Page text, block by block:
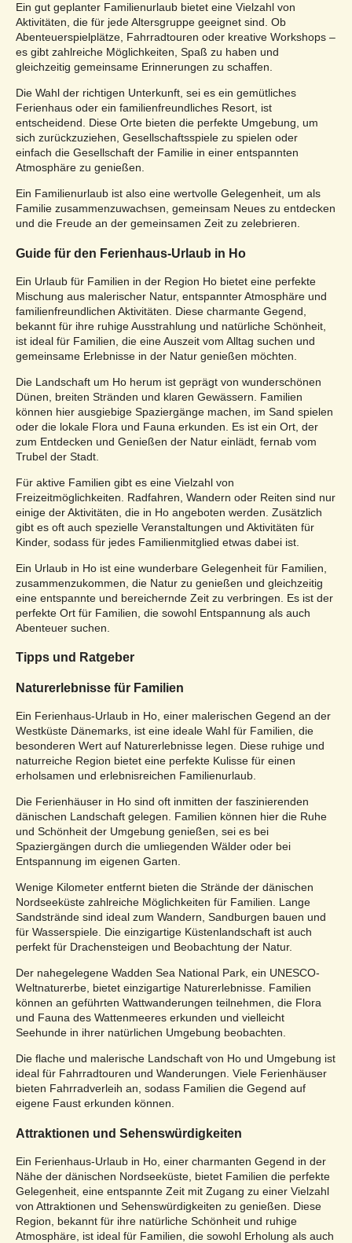
Ein gut geplanter Familienurlaub bietet eine Vielzahl von
Aktivitäten, die für jede Altersgruppe geeignet sind. Ob
Abenteuerspielplätze, Fahrradtouren oder kreative Workshops –
es gibt zahlreiche Möglichkeiten, Spaß zu haben und
gleichzeitig gemeinsame Erinnerungen zu schaffen.
Die Wahl der richtigen Unterkunft, sei es ein gemütliches
Ferienhaus oder ein familienfreundliches Resort, ist
entscheidend. Diese Orte bieten die perfekte Umgebung, um
sich zurückzuziehen, Gesellschaftsspiele zu spielen oder
einfach die Gesellschaft der Familie in einer entspannten
Atmosphäre zu genießen.
Ein Familienurlaub ist also eine wertvolle Gelegenheit, um als
Familie zusammenzuwachsen, gemeinsam Neues zu entdecken
und die Freude an der gemeinsamen Zeit zu zelebrieren.
Guide für den Ferienhaus-Urlaub in Ho
Ein Urlaub für Familien in der Region Ho bietet eine perfekte
Mischung aus malerischer Natur, entspannter Atmosphäre und
familienfreundlichen Aktivitäten. Diese charmante Gegend,
bekannt für ihre ruhige Ausstrahlung und natürliche Schönheit,
ist ideal für Familien, die eine Auszeit vom Alltag suchen und
gemeinsame Erlebnisse in der Natur genießen möchten.
Die Landschaft um Ho herum ist geprägt von wunderschönen
Dünen, breiten Stränden und klaren Gewässern. Familien
können hier ausgiebige Spaziergänge machen, im Sand spielen
oder die lokale Flora und Fauna erkunden. Es ist ein Ort, der
zum Entdecken und Genießen der Natur einlädt, fernab vom
Trubel der Stadt.
Für aktive Familien gibt es eine Vielzahl von
Freizeitmöglichkeiten. Radfahren, Wandern oder Reiten sind nur
einige der Aktivitäten, die in Ho angeboten werden. Zusätzlich
gibt es oft auch spezielle Veranstaltungen und Aktivitäten für
Kinder, sodass für jedes Familienmitglied etwas dabei ist.
Ein Urlaub in Ho ist eine wunderbare Gelegenheit für Familien,
zusammenzukommen, die Natur zu genießen und gleichzeitig
eine entspannte und bereichernde Zeit zu verbringen. Es ist der
perfekte Ort für Familien, die sowohl Entspannung als auch
Abenteuer suchen.
Tipps und Ratgeber
Naturerlebnisse für Familien
Ein Ferienhaus-Urlaub in Ho, einer malerischen Gegend an der
Westküste Dänemarks, ist eine ideale Wahl für Familien, die
besonderen Wert auf Naturerlebnisse legen. Diese ruhige und
naturreiche Region bietet eine perfekte Kulisse für einen
erholsamen und erlebnisreichen Familienurlaub.
Die Ferienhäuser in Ho sind oft inmitten der faszinierenden
dänischen Landschaft gelegen. Familien können hier die Ruhe
und Schönheit der Umgebung genießen, sei es bei
Spaziergängen durch die umliegenden Wälder oder bei
Entspannung im eigenen Garten.
Wenige Kilometer entfernt bieten die Strände der dänischen
Nordseeküste zahlreiche Möglichkeiten für Familien. Lange
Sandstrände sind ideal zum Wandern, Sandburgen bauen und
für Wasserspiele. Die einzigartige Küstenlandschaft ist auch
perfekt für Drachensteigen und Beobachtung der Natur.
Der nahegelegene Wadden Sea National Park, ein UNESCO-
Weltnaturerbe, bietet einzigartige Naturerlebnisse. Familien
können an geführten Wattwanderungen teilnehmen, die Flora
und Fauna des Wattenmeeres erkunden und vielleicht
Seehunde in ihrer natürlichen Umgebung beobachten.
Die flache und malerische Landschaft von Ho und Umgebung ist
ideal für Fahrradtouren und Wanderungen. Viele Ferienhäuser
bieten Fahrradverleih an, sodass Familien die Gegend auf
eigene Faust erkunden können.
Attraktionen und Sehenswürdigkeiten
Ein Ferienhaus-Urlaub in Ho, einer charmanten Gegend in der
Nähe der dänischen Nordseeküste, bietet Familien die perfekte
Gelegenheit, eine entspannte Zeit mit Zugang zu einer Vielzahl
von Attraktionen und Sehenswürdigkeiten zu genießen. Diese
Region, bekannt für ihre natürliche Schönheit und ruhige
Atmosphäre, ist ideal für Familien, die sowohl Erholung als auch